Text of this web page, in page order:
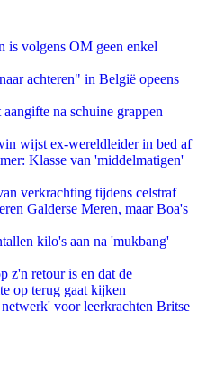
is volgens OM geen enkel
achteren" in België opeens
na schuine grappen
wijst ex-wereldleider in bed af
Klasse van 'middelmatigen'
verkrachting tijdens celstraf
Galderse Meren, maar Boa's
kilo's aan na 'mukbang'
z'n retour is en dat de
op terug gaat kijken
voor leerkrachten Britse